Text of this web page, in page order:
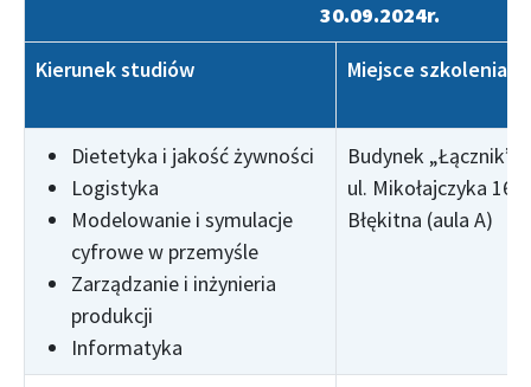
30.09.2024r.
Kierunek studiów
Miejsce szkolenia
Dietetyka i jakość żywności
Logistyka
Modelowanie i symulacje
cyfrowe w przemyśle
Zarządzanie i inżynieria
produkcji
Informatyka
Budynek „Łącznik”,
ul. Mikołajczyka 16,
Błękitna (aula A)